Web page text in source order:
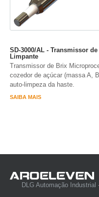
SD-3000/AL - Transmissor
Limpante
Transmissor de Brix
cozedor de açúcar (massa A,
auto-limpeza da haste.
SAIBA MAIS
DLG Automação